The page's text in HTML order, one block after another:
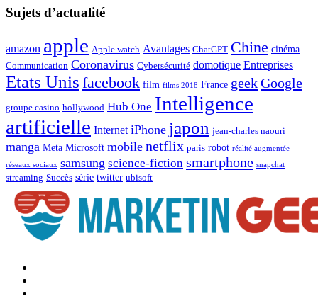
Sujets d’actualité
amazon apple Apple watch Avantages ChatGPT Chine cinéma
Communication Coronavirus Cybersécurité domotique Entreprises
Etats Unis facebook film films 2018 France geekGoogle
groupe casino hollywood Hub One Intelligence
artificielle Internet iPhone japon jean-charles naouri
manga Meta Microsoft mobile netflix paris robot réalité augmentée
réseaux sociaux samsung science-fiction smartphone snapchat
streaming Succès série twitter ubisoft